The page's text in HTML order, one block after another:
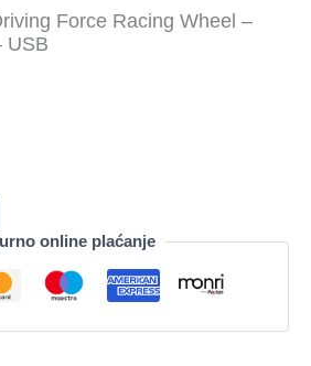
Force Racing Wheel –
USB
online plaćanje